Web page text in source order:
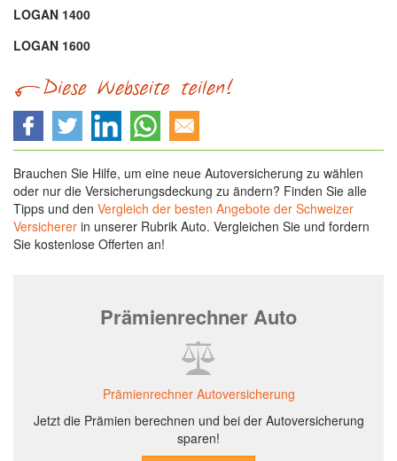
LOGAN 1400
LOGAN 1600
Brauchen Sie Hilfe, um eine neue Autoversicherung zu wählen
oder nur die Versicherungsdeckung zu ändern? Finden Sie alle
Tipps und den Vergleich der besten Angebote der Schweizer
Versicherer in unserer Rubrik Auto. Vergleichen Sie und fordern
Sie kostenlose Offerten an!
Prämienrechner Auto
Prämienrechner Autoversicherung
Jetzt die Prämien berechnen und bei der Autoversicherung
sparen!